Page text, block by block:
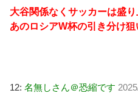
大谷関係なくサッカーは盛
あのロシアW杯の引き分け
12: 名無しさん＠恐縮です